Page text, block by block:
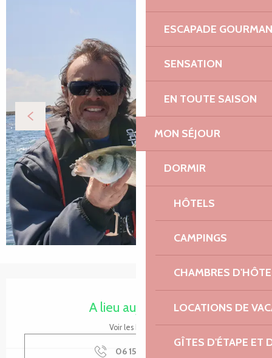
ESCAPADE
SENSATION
EN TOUTE SAISON
MON SÉJOUR
DORMIR
HÔTELS
CAMPINGS
CHAMBRES
LOCATIONS DE
GÎTES D'ÉTAPE ET
A lieu aujourd'hui
Voir les horaires
06 15 05 02